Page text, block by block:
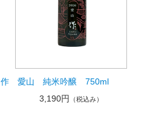
作 愛山 純米吟醸 750ml
3,190円
（税込み）